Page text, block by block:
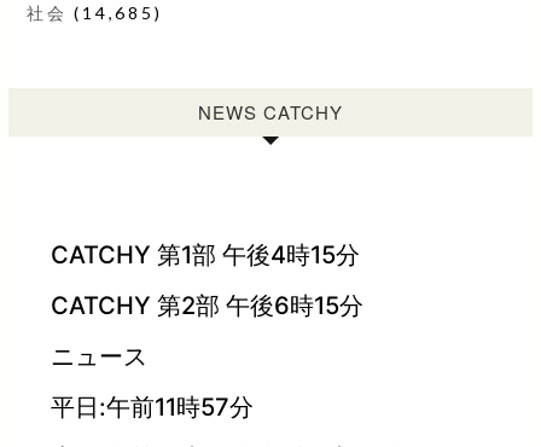
社会 (14,685)
NEWS CATCHY
CATCHY 第1部 午後4時15分
CATCHY 第2部 午後6時15分
ニュース
平日:午前11時57分